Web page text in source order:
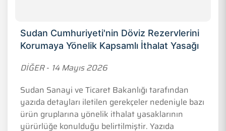
Sudan Cumhuriyeti'nin Döviz Rezervlerini
Korumaya Yönelik Kapsamlı İthalat Yasağı
DİĞER- 14 Mayıs 2026
Sudan Sanayi ve Ticaret Bakanlığı tarafından
yazıda detayları iletilen gerekçeler nedeniyle bazı
ürün gruplarına yönelik ithalat yasaklarının
yürürlüğe konulduğu belirtilmiştir. Yazıda